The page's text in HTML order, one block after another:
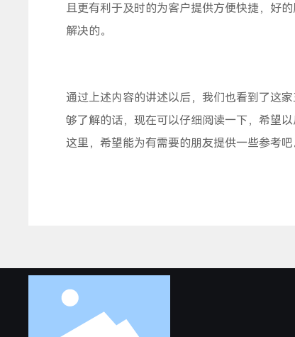
且更有利于及时的为客户提供方便快捷，好
解决的。
通过上述内容的讲述以后，我们也看到了这
够了解的话，现在可以仔细阅读一下，希望
这里，希望能为有需要的朋友提供一些参考吧